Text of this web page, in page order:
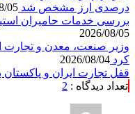
درصدی ارز مشخص شد 05
بررسی خدمات حامیران
2026/08/05
وزیر صنعت، معدن و تجارت
کرد 2026/08/04
قفل تجارت ایران و
تعداد دیدگاه : 2